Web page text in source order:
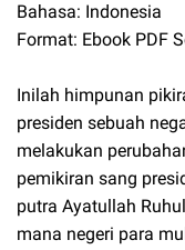
Bahasa: Indonesia
Format: Ebook PDF
Inilah himpunan
presiden sebuah
melakukan
pemikiran sang
putra Ayatullah
mana negeri para